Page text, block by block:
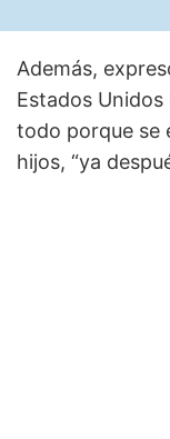
Además,
Estados
todo porque se
hijos, “ya